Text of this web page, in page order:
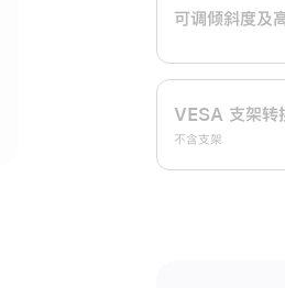
可调倾斜度及
VESA 支架转
不含支架